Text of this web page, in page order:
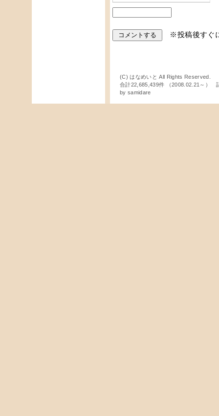
※投稿後すぐ
(C) はなめいと All Rights Reserved.
合計22,685,439件 （2008.02.21～
by samidare